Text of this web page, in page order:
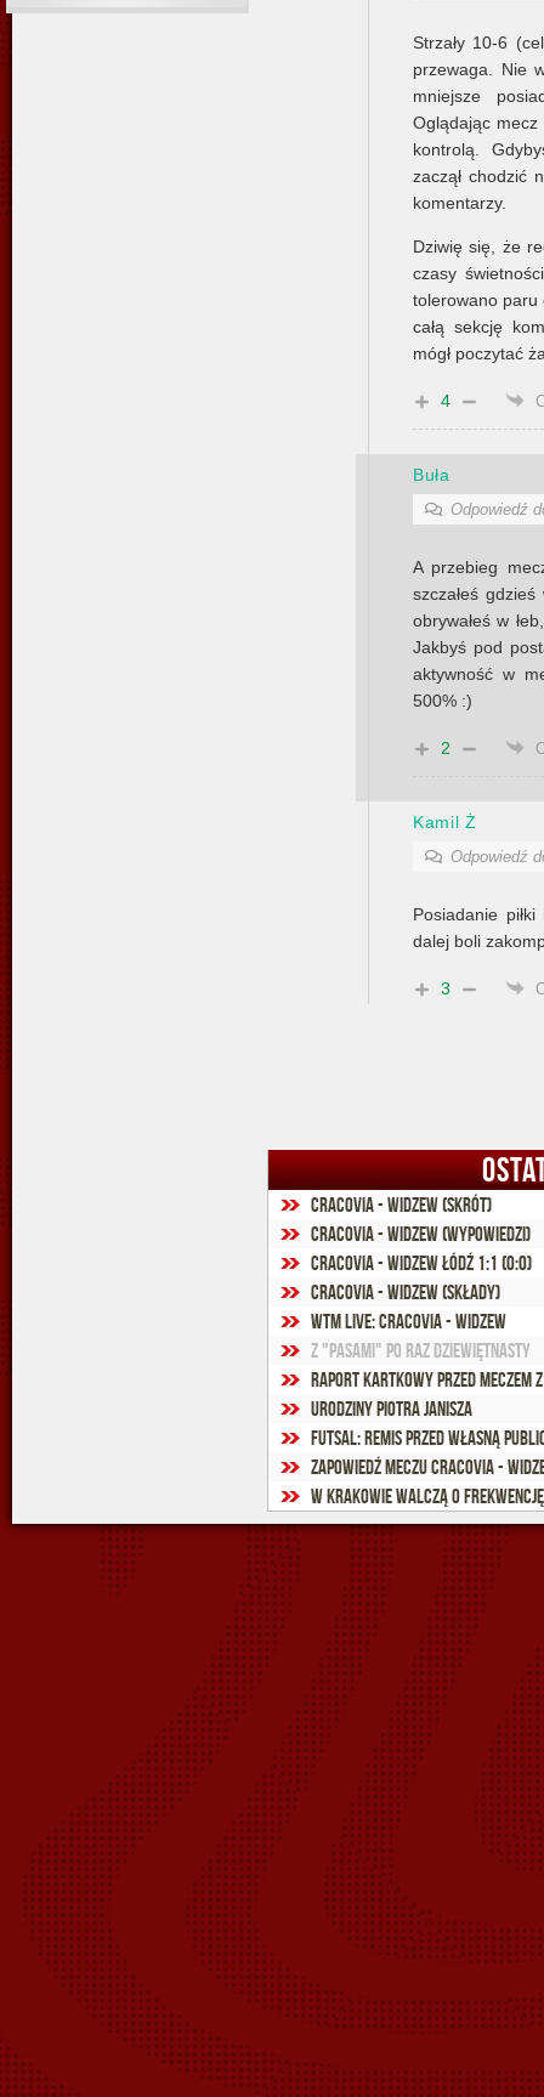
Strzały 10-6
przewaga. Nie
mniejsze
Oglądając mecz
kontrolą.
zaczął chodzić
komentarzy.
Dziwię się, że
czasy
tolerowano paru
całą sekcję
mógł poczytać
4
Buła
Odpowiedź
A przebieg
szczałeś
obrywałeś w
Jakbyś pod
aktywność w
500% :)
2
Kamil Ż
Odpowiedź
Posiadanie
dalej boli
3
Cracovia - Widzew (skrót)
Cracovia - Widzew (wypowiedzi)
Cracovia - Widzew Łódź 1:1 (0:0)
Cracovia - Widzew (składy)
WTM Live: Cracovia - Widzew
Z "Pasami" po raz dziewiętnasty
Raport kartkowy przed meczem
Urodziny Piotra Janisza
Futsal: Remis przed własną
Zapowiedź meczu Cracovia -
W Krakowie walczą o frekwencję